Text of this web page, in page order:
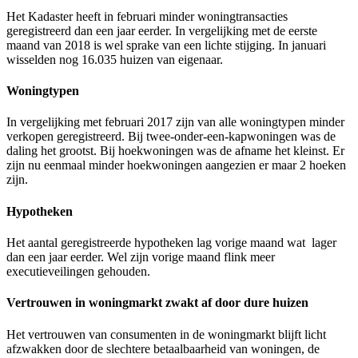
Het Kadaster heeft in februari minder woningtransacties
geregistreerd dan een jaar eerder. In vergelijking met de eerste
maand van 2018 is wel sprake van een lichte stijging. In januari
wisselden nog 16.035 huizen van eigenaar.
Woningtypen
In vergelijking met februari 2017 zijn van alle woningtypen minder
verkopen geregistreerd. Bij twee-onder-een-kapwoningen was de
daling het grootst. Bij hoekwoningen was de afname het kleinst. Er
zijn nu eenmaal minder hoekwoningen aangezien er maar 2 hoeken
zijn.
Hypotheken
Het aantal geregistreerde hypotheken lag vorige maand wat lager
dan een jaar eerder. Wel zijn vorige maand flink meer
executieveilingen gehouden.
Vertrouwen in woningmarkt zwakt af door dure huizen
Het vertrouwen van consumenten in de woningmarkt blijft licht
afzwakken door de slechtere betaalbaarheid van woningen, de